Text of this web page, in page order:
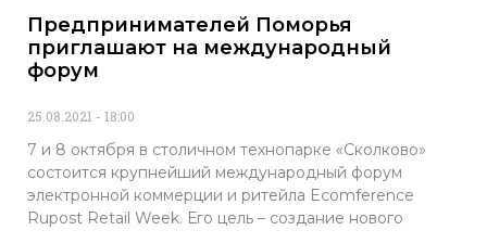
Предпринимателей Поморья
приглашают на международный
форум
25.08.2021 18:00
7 и 8 октября в столичном технопарке «Сколково»
состоится крупнейший международный форум
электронной коммерции и ритейла Ecomference
Rupost Retail Week. Его цель – создание нового